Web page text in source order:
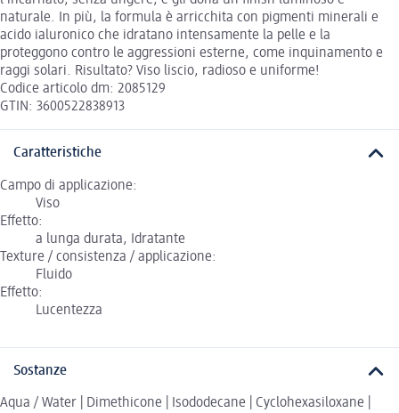
naturale. In più, la formula è arricchita con pigmenti minerali e
acido ialuronico che idratano intensamente la pelle e la
proteggono contro le aggressioni esterne, come inquinamento e
raggi solari. Risultato? Viso liscio, radioso e uniforme!
Codice articolo dm: 2085129
GTIN: 3600522838913
Caratteristiche
Campo di applicazione:
Viso
Effetto:
a lunga durata, Idratante
Texture / consistenza / applicazione:
Fluido
Effetto:
Lucentezza
Sostanze
Aqua / Water | Dimethicone | Isododecane | Cyclohexasiloxane |